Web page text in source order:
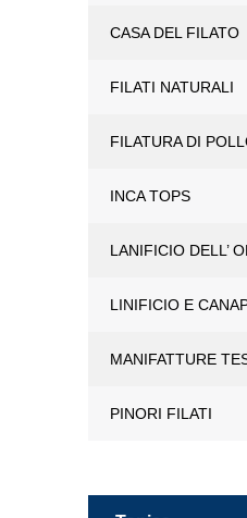
CASA DEL FILATO
FILATI NATURALI
FILATURA DI
INCA TOPS
LANIFICIO DELL’
LINIFICIO E
MANIFATTURE
PINORI FILATI